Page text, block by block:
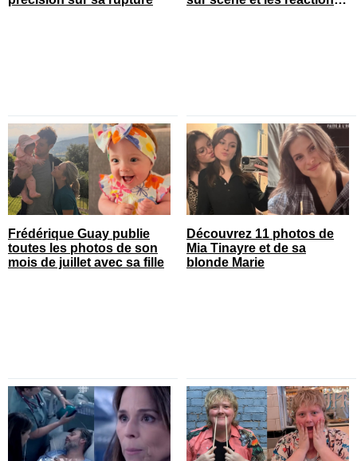
Frédérique Guay publie
toutes les photos de son
mois de juillet avec sa fille
Découvrez 11 photos de
Mia Tinayre et de sa
blonde Marie